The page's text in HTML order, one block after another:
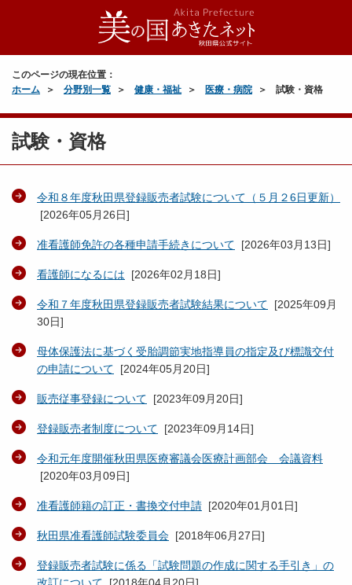
このページの現在位置：
ホーム
分野別一覧 健康・福祉 医療・病院 試験・資格
試験・資格
令和８年度秋田県登録販売者試験について（５月２6日更新）
[2026年05月26日]
准看護師免許の各種申請手続きについて [2026年03月13日]
看護師になるには [2026年02月18日]
令和７年度秋田県登録販売者試験結果について [2025年09月
30日]
母体保護法に基づく受胎調節実地指導員の指定及び標識交付
の申請について [2024年05月20日]
販売従事登録について [2023年09月20日]
登録販売者制度について [2023年09月14日]
令和元年度開催秋田県医療審議会医療計画部会 会議資料
[2020年03月09日]
准看護師籍の訂正・書換交付申請 [2020年01月01日]
秋田県准看護師試験委員会 [2018年06月27日]
登録販売者試験に係る「試験問題の作成に関する手引き」の